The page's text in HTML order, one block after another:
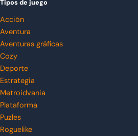
Tipos de juego
Acción
Aventura
Aventuras gráficas
Cozy
Deporte
Estrategia
Metroidvania
Plataforma
Puzles
Roguelike